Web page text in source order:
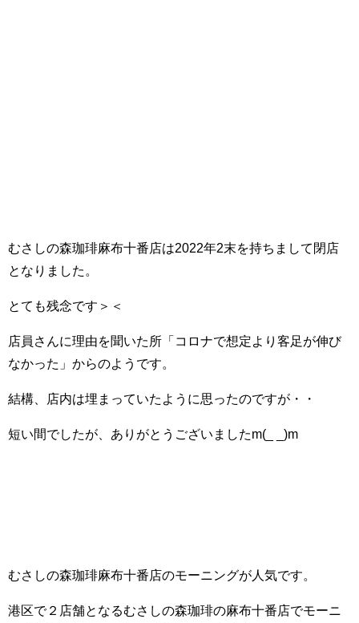
むさしの森珈琲麻布十番店は2022年2末を持ちまして閉店
となりました。
とても残念です＞＜
店員さんに理由を聞いた所「コロナで想定より客足が伸び
なかった」からのようです。
結構、店内は埋まっていたように思ったのですが・・
短い間でしたが、ありがとうございましたm(_ _)m
むさしの森珈琲麻布十番店のモーニングが人気です。
港区で２店舗となるむさしの森珈琲の麻布十番店でモーニ